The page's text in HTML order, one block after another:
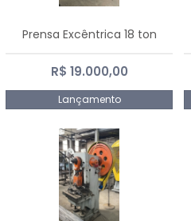
Prensa Excêntrica 18 ton
R$ 19.000,00
Lançamento